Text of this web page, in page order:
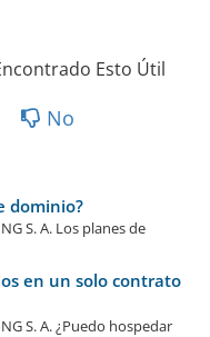
Esto Útil
No
dominio?
S. A. Los planes de
en un solo contrato
S. A. ¿Puedo hospedar